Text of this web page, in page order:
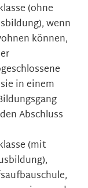
(ohne
wenn
können,
in einem
Abschluss
(mit